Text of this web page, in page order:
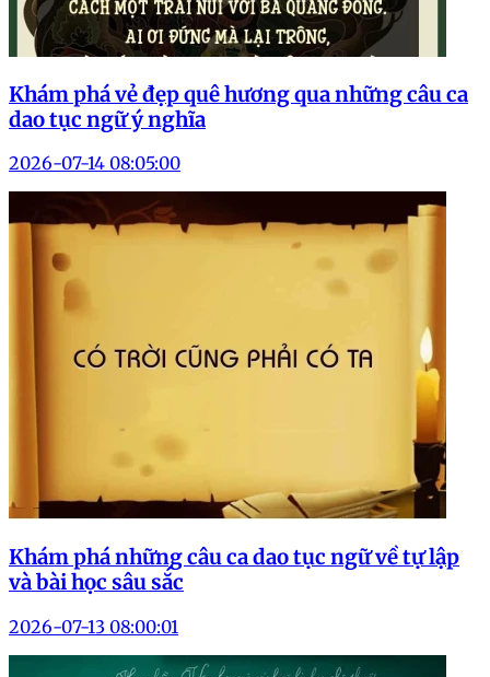
Khám phá vẻ đẹp quê hương qua những câu ca
dao tục ngữ ý nghĩa
2026-07-14 08:05:00
Khám phá những câu ca dao tục ngữ về tự lập
và bài học sâu sắc
2026-07-13 08:00:01